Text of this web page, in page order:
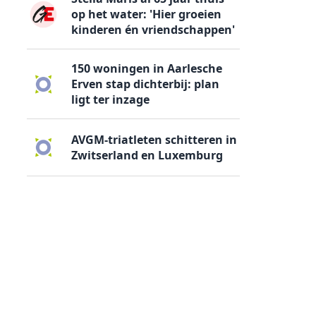
op het water: 'Hier groeien
kinderen én vriendschappen'
150 woningen in Aarlesche
Erven stap dichterbij: plan
ligt ter inzage
AVGM-triatleten schitteren in
Zwitserland en Luxemburg